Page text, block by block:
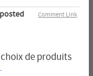
Comment Link
posted
de produits